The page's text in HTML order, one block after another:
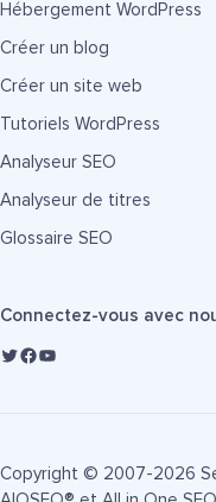
Hébergement WordPress
Créer un blog
Créer un site web
Tutoriels WordPress
Analyseur SEO
Analyseur de titres
Glossaire SEO
Connectez-vous avec
Copyright © 2007-2026